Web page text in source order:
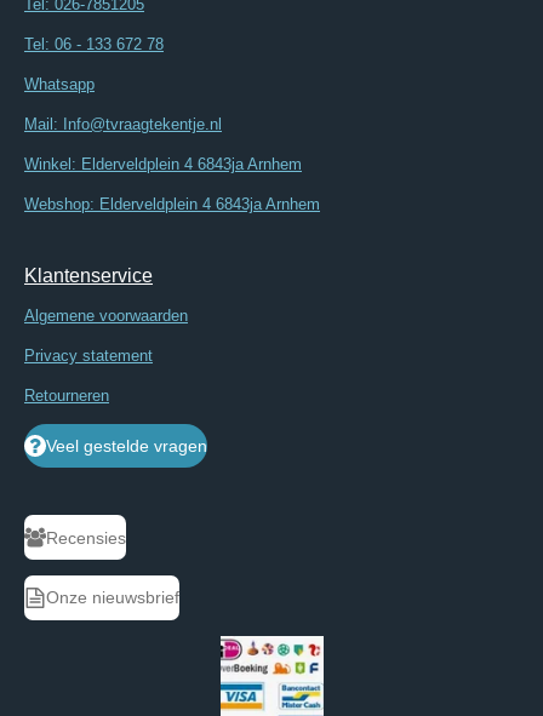
Tel: 026-7851205
Tel: 06 - 133 672 78
Whatsapp
Mail: Info@tvraagtekentje.nl
Winkel: Elderveldplein 4 6843ja Arnhem
Webshop: Elderveldplein 4 6843ja Arnhem
Klantenservice
Algemene voorwaarden
Privacy statement
Retourneren
Veel gestelde vragen
Recensies
Onze nieuwsbrief